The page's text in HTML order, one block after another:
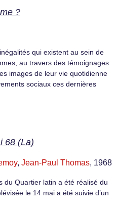
?
qui existent au sein de
au travers des témoignages
images de leur vie quotidienne
sociaux ces dernières
68 (La)
, Jean-Paul Thomas, 1968
du Quartier latin a été réalisé du
le 14 mai a été suivie d’un